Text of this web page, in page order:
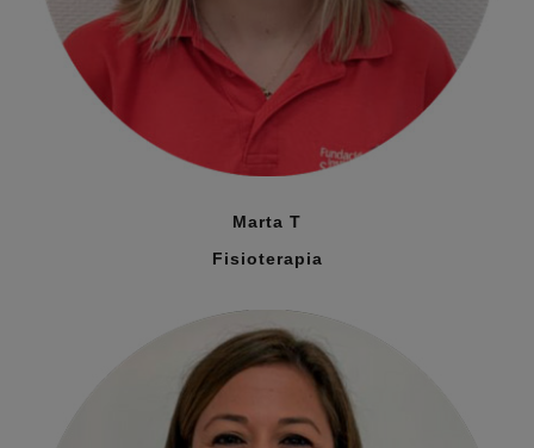
Marta T
Fisioterapia